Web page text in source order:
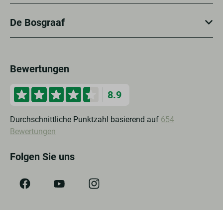
De Bosgraaf
Bewertungen
8.9
Durchschnittliche Punktzahl basierend auf 654
Bewertungen
Folgen Sie uns